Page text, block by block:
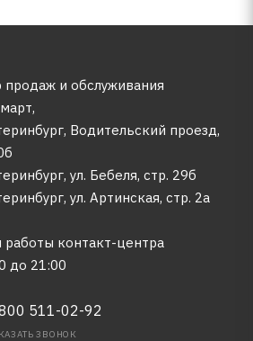
продаж и обслуживания
Водительский проезд,
ул. Бебеля, стр. 29б
ул. Артинская, стр. 2а
работы контакт-центра
до 21:00
511-02-92
ЗВОНОК